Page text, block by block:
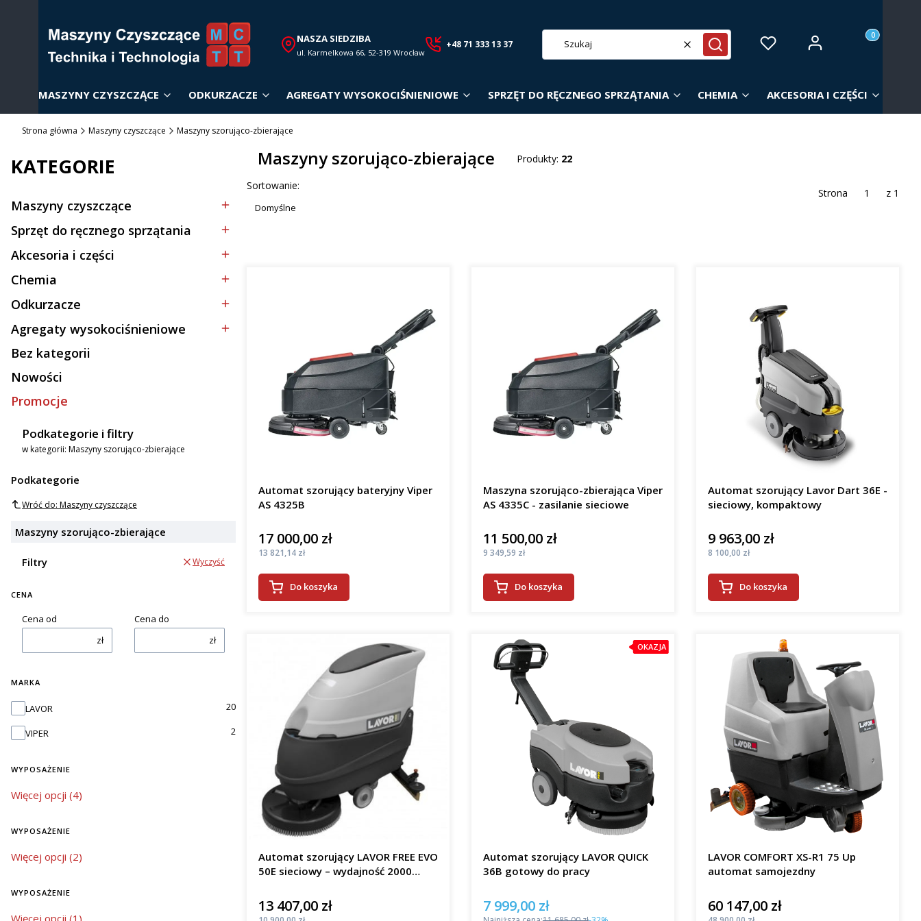
+48 71 333 13 37
NASZA SIEDZIBA
ul. Karmelkowa 66, 52-319 Wrocław WyczyśćSzukaj
Ulubione Zaloguj się Produkty w
Koszyk
MASZYNY CZYSZCZĄCE ODKURZACZE AGREGATY WYSOKOCIŚNIENIOWE SPRZĘT DO RĘCZNEGO SPRZĄTANIA CHEMIA AKCESORIA I CZĘŚCI
Strona główna Maszyny czyszczące Maszyny szorująco-zbierające
KATEGORIE
Kategoria - Maszyny czyszczące
Maszyny czyszczące
Kategoria - Sprzęt do ręcznego sprzątania
Sprzęt do ręcznego sprzątania
Kategoria - Akcesoria i części
Akcesoria i części
Kategoria - Chemia
Chemia
Kategoria - Odkurzacze
Odkurzacze
Kategoria - Agregaty wysokociśnieniowe
Agregaty wysokociśnieniowe
Kategoria - Bez kategorii
Bez kategorii
Nowości
Promocje
Podkategorie i filtry
w kategorii: Maszyny szorująco-zbierające
Podkategorie
Wróć do: Maszyny czyszczące
Maszyny szorująco-zbierające
Filtry Wyczyść
CENA
Cena od
zł
Cena do
zł
MARKA
Marka
LAVOR 20
VIPER 2
WYPOSAŻENIE
wyposażenie
Więcej opcji (4)
WYPOSAŻENIE
wyposażenie
Więcej opcji (2)
WYPOSAŻENIE
wyposażenie
Maszyny szorująco-zbierające Produkty: 22
Lista produktów
Sortowanie:
Domyślne
Strona z 1
Automat szorujący bateryjny Viper
AS 4325B
Cena
17 000,00 zł
Cena
13 821,14 zł
Do koszyka
Maszyna szorująco-zbierająca Viper
AS 4335C - zasilanie sieciowe
Cena
11 500,00 zł
Cena
9 349,59 zł
Do koszyka
Automat szorujący Lavor Dart 36E -
sieciowy, kompaktowy
Cena
9 963,00 zł
Cena
8 100,00 zł
Do koszyka
Automat szorujący LAVOR FREE EVO
50E sieciowy – wydajność 2000
Cena
13 407,00 zł
OKAZJA
Automat szorujący LAVOR QUICK
36B gotowy do pracy
Cena promocyjna
7 999,00 zł
LAVOR COMFORT XS-R1 75 Up
automat samojezdny
Cena
60 147,00 zł